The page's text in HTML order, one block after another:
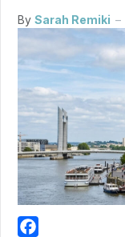
By Sarah Remiki